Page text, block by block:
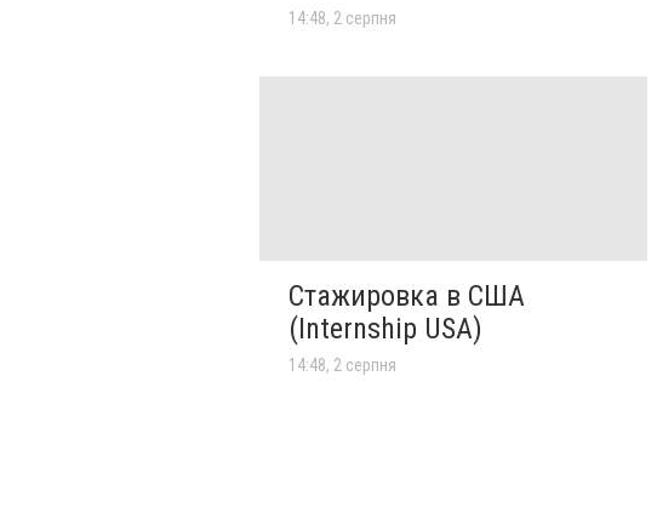
14:48, 2 серпня
Стажировка в США
(Internship USA)
14:48, 2 серпня